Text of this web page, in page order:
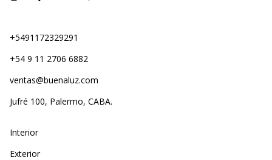
+5491172329291
+54 9 11 2706 6882
ventas@buenaluz.com
Jufré 100, Palermo, CABA.
Interior
Exterior